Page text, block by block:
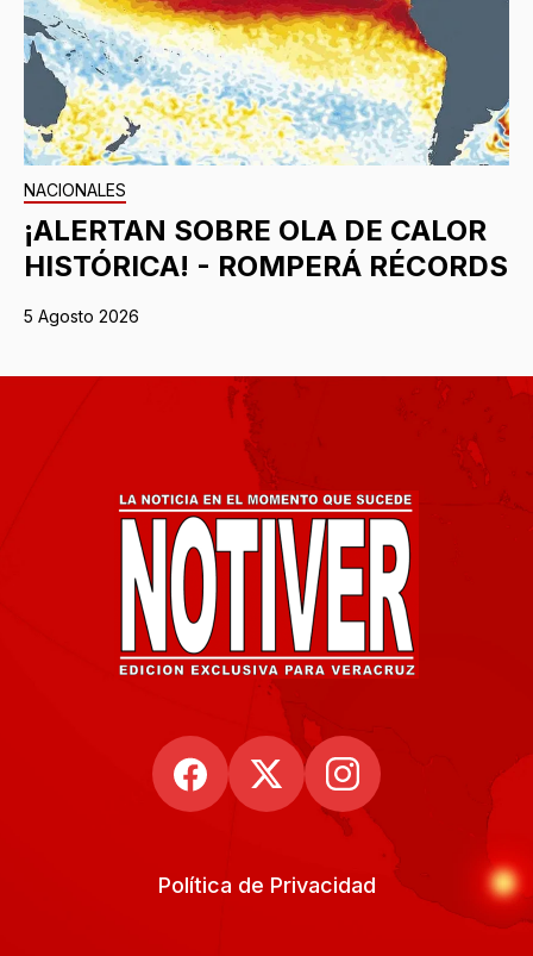
NACIONALES
¡ALERTAN SOBRE OLA DE CALOR
HISTÓRICA! - ROMPERÁ RÉCORDS
5 Agosto 2026
Política de Privacidad